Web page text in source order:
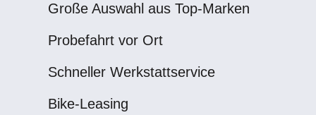
Große Auswahl aus Top-Marken
Probefahrt vor Ort
Schneller Werkstattservice
Bike-Leasing